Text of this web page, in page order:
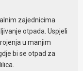
zajednicima
otpada. Uspjeli
u manjim
bi se otpad za